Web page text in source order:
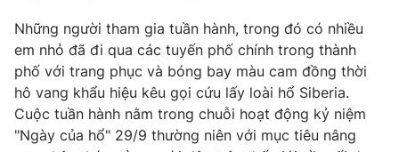
Phim VTV
Hậu trường
Nhân vật
Khán giả
Giải trí
Điện ảnh
Âm nhạc
Sao
Đời sống
Du lịch
Giáo dục
Những người tham gia tuần hành, trong đó có nhiều
em nhỏ đã đi qua các tuyến phố chính trong thành
phố với trang phục và bóng bay màu cam đồng thời
hô vang khẩu hiệu kêu gọi cứu lấy loài hổ Siberia.
Cuộc tuần hành nằm trong chuỗi hoạt động kỷ niệm
"Ngày của hổ" 29/9 thường niên với mục tiêu nâng